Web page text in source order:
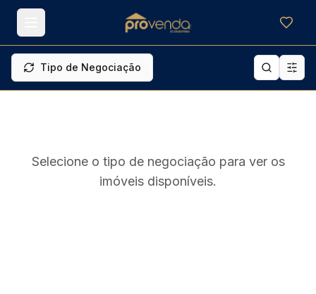
Tipo de Negociação
Selecione o tipo de negociação para ver os
imóveis disponíveis.